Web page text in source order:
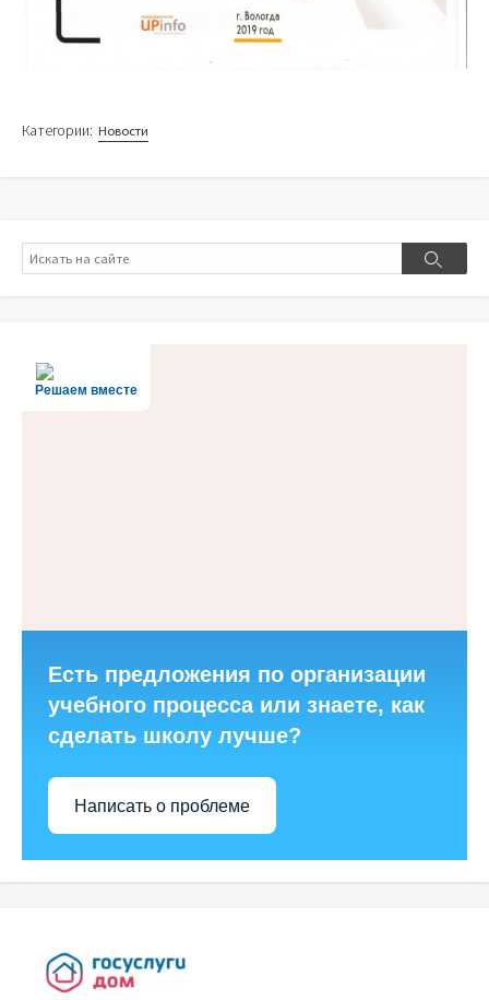
Категории: Новости
Поиск
Поиск
Решаем вместе
Есть предложения по организации
учебного процесса или знаете, как
сделать школу лучше?
Написать о проблеме